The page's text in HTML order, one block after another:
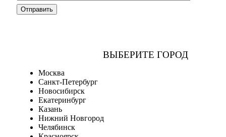
ВЫБЕРИТЕ ГОРОД
Москва
Санкт-Петербург
Новосибирск
Екатеринбург
Казань
Нижний Новгород
Челябинск